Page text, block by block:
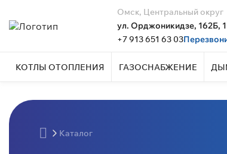
Омск, Центральный округ
ул. Орджоникидзе, 162Б,
+7 913 651 63 03
КОТЛЫ ОТОПЛЕНИЯ ГАЗОСНАБЖЕНИЕ
Каталог